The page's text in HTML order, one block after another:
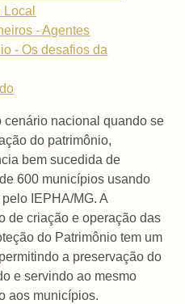
- Agentes
- Os desafios da
cenário nacional quando se
do patrimônio,
bem sucedida de
600 municípios usando
IEPHA/MG. A
de criação e operação das
do Patrimônio tem um
a preservação do
e servindo ao mesmo
aos municípios.